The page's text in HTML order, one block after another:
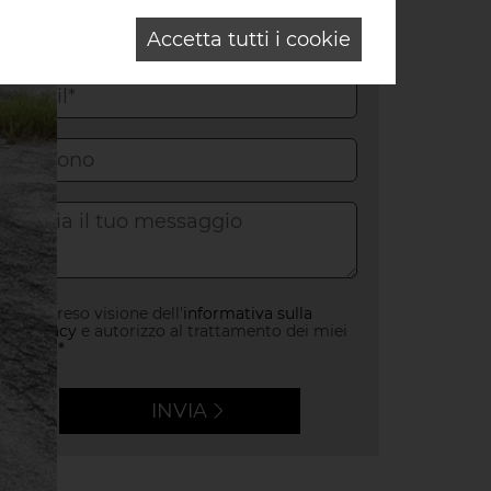
Ho preso visione dell'informativa sulla
privacy e autorizzo al trattamento dei miei
dati.
INVIA
Accetta tutti i cookie